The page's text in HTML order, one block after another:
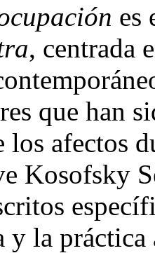
es
, centrada
que han
los afectos
Kosofsky
y la